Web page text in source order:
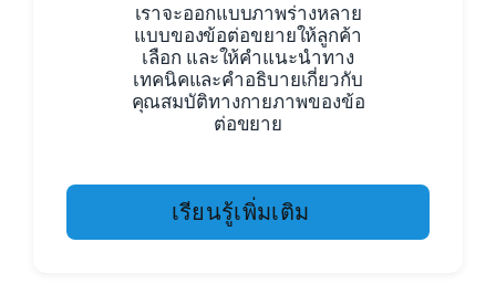
เราจะออกแบบภาพร่างหลาย
แบบของข้อต่อขยายให้ลูกค้า
เลือก และให้คำแนะนำทาง
เทคนิคและคำอธิบายเกี่ยวกับ
คุณสมบัติทางกายภาพของข้อ
ต่อขยาย
เรียนรู้เพิ่มเติม